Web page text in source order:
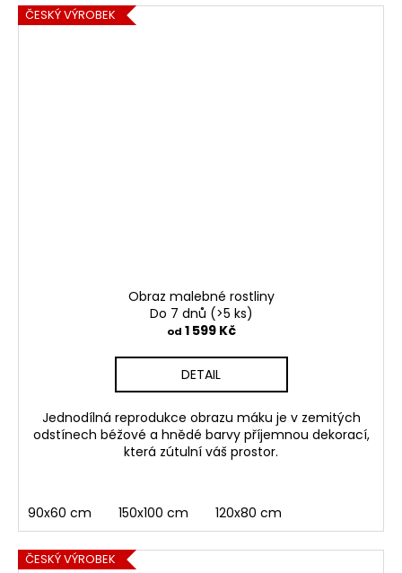
ČESKÝ VÝROBEK
Obraz malebné rostliny
Do 7 dnů (>5 ks)
od 1 599 Kč
DETAIL
Jednodílná reprodukce obrazu máku je v zemitých
odstínech béžové a hnědé barvy příjemnou dekorací,
která zútulní váš prostor.
90x60 cm 150x100 cm 120x80 cm
ČESKÝ VÝROBEK